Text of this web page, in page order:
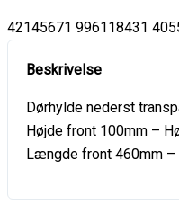
42145671 996118431
Dørhylde nederst
Højde front 100mm –
Længde front 460mm